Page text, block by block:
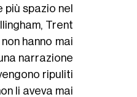
spazio nel
Trent
hanno mai
narrazione
ripuliti
li aveva mai